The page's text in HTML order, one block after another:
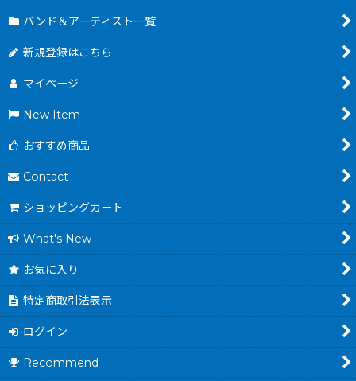
バンド＆アーティスト一覧
新規登録はこちら
マイページ
New Item
おすすめ商品
Contact
ショッピングカート
What's New
お気に入り
特定商取引法表示
ログイン
Recommend